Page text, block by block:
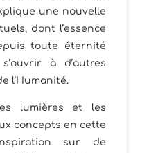
une nouvelle
dont l’essence
toute éternité
à d’autres
l’Humanité.
lumières et les
concepts en cette
sur de